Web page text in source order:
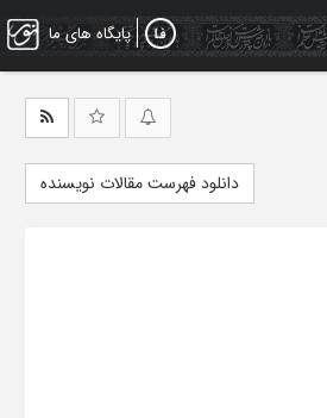
پایگاه های ما
دانلود فهرست مقالات نویسنده